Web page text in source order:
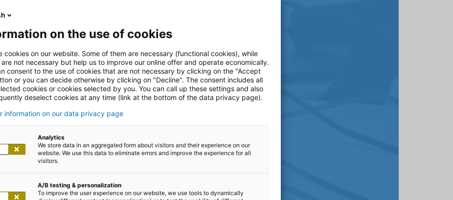
im Banking
on the use of cookies
cookies on our website. Some of them are necessary (functional cookies), while
not necessary but help us to improve our online offer and operate economically.
consent to the use of cookies that are not necessary by clicking on the "Accept
or you can decide otherwise by clicking on "Decline". The consent includes all
cookies or cookies selected by you. You can call up these settings and also
deselect cookies at any time (link at the bottom of the data privacy page).
information on our data privacy page
Analytics
We store data in an aggregated form about visitors and their experience on our
website. We use this data to eliminate errors and improve the experience for all
visitors.
A/B testing & personalization
To improve the user experience on our website, we use tools to dynamically